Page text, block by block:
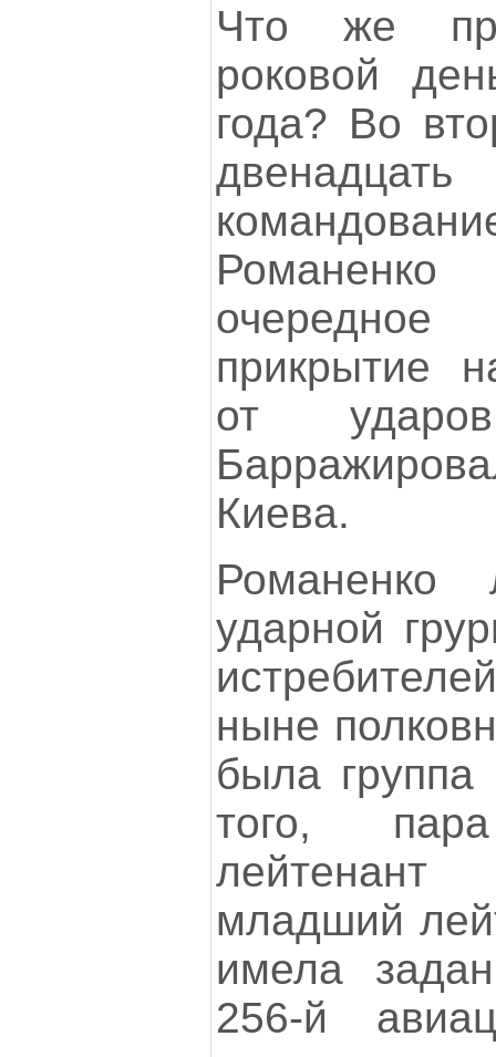
Что же
роковой
года? Во
прикрытие
от
Киева.
Романенко
ударной
ныне
была группа
того,
младший
имела
256-й